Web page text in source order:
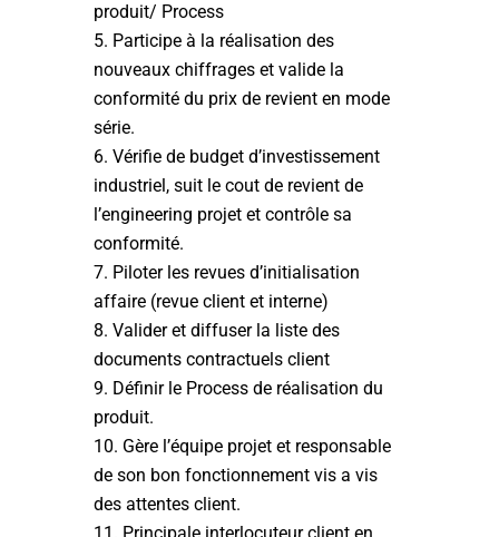
produit/ Process
Participe à la réalisation des
nouveaux chiffrages et valide la
conformité du prix de revient en mode
série.
Vérifie de budget d’investissement
industriel, suit le cout de revient de
l’engineering projet et contrôle sa
conformité.
Piloter les revues d’initialisation
affaire (revue client et interne)
Valider et diffuser la liste des
documents contractuels client
Définir le Process de réalisation du
produit.
Gère l’équipe projet et responsable
de son bon fonctionnement vis a vis
des attentes client.